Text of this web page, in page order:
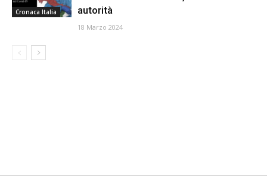
Cronaca Italia
autorità
18 Marzo 2024